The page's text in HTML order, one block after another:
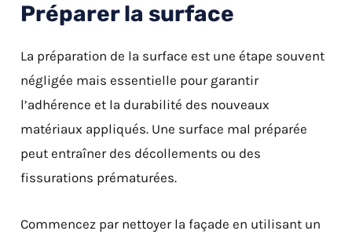
Préparer la surface
La préparation de la surface est une étape souvent
négligée mais essentielle pour garantir
l’adhérence et la durabilité des nouveaux
matériaux appliqués. Une surface mal préparée
peut entraîner des décollements ou des
fissurations prématurées.
Commencez par nettoyer la façade en utilisant un